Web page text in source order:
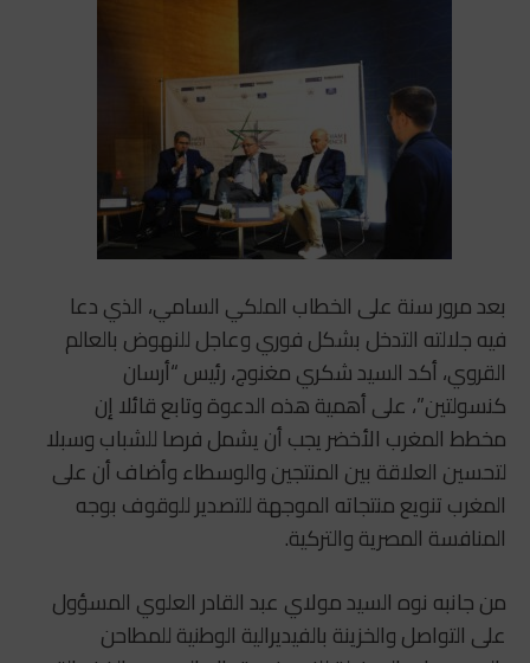
بعد مرور سنة على الخطاب الملكي السامي، الذي دعا
فيه جلالته التدخل بشكل فوري وعاجل للنهوض بالعالم
القروي، أكد السيد شكري مغنوج، رئيس “أرسان
كنسولتين”، على أهمية هذه الدعوة وتابع قائلا إن
مخطط المغرب الأخضر يجب أن يشمل فرصا للشباب وسبلا
لتحسين العلاقة بين المنتجين والوسطاء وأضاف أن على
المغرب تنويع منتجاته الموجهة للتصدير للوقوف بوجه
المنافسة المصرية والتركية.
من جانبه نوه السيد مولاي عبد القادر العلوي المسؤول
على التواصل والخزينة بالفيديرالية الوطنية للمطاحن